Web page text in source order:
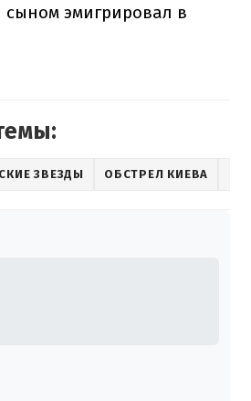
эмигрировал в
ЗВЕЗДЫ ОБСТРЕЛ КИЕВА